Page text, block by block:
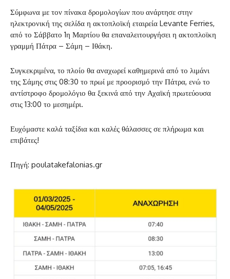
Σύμφωνα με τον πίνακα δρομολογίων που ανάρτησε στην
ηλεκτρονική της σελίδα η ακτοπλοϊκή εταιρεία Levante Ferries,
από το Σάββατο 1η Μαρτίου θα επαναλειτουργήσει η ακτοπλοϊκη
γραμμή Πάτρα – Σάμη – Ιθάκη.
Συγκεκριμένα, το πλοίο θα αναχωρεί καθημερινά από το λιμάνι
της Σάμης στις 08:30 το πρωί με προορισμό την Πάτρα, ενώ το
αντίστροφο δρομολόγιο θα ξεκινά από την Αχαϊκή πρωτεύουσα
στις 13:00 το μεσημέρι.
Ευχόμαστε καλά ταξίδια και καλές θάλασσες σε πλήρωμα και
επιβάτες!
Πηγή: poulatakefalonias.gr